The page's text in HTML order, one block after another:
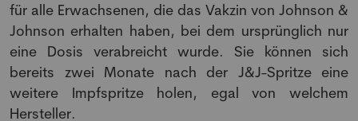
für alle Erwachsenen, die das Vakzin von Johnson &
Johnson erhalten haben, bei dem ursprünglich nur
eine Dosis verabreicht wurde. Sie können sich
bereits zwei Monate nach der J&J-Spritze eine
weitere Impfspritze holen, egal von welchem
Hersteller.